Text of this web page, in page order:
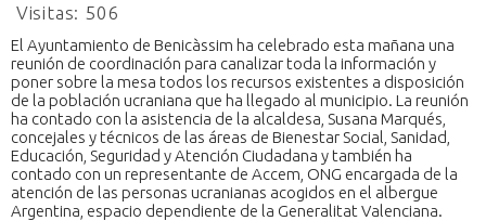
Visitas: 506
El Ayuntamiento de Benicàssim ha celebrado esta mañana una
reunión de coordinación para canalizar toda la información y
poner sobre la mesa todos los recursos existentes a disposición
de la población ucraniana que ha llegado al municipio. La reunión
ha contado con la asistencia de la alcaldesa, Susana Marqués,
concejales y técnicos de las áreas de Bienestar Social, Sanidad,
Educación, Seguridad y Atención Ciudadana y también ha
contado con un representante de Accem, ONG encargada de la
atención de las personas ucranianas acogidos en el albergue
Argentina, espacio dependiente de la Generalitat Valenciana.